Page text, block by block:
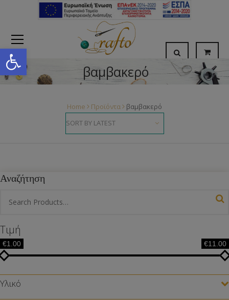
Open toolbar
βαμβακερό
Home Προϊόντα βαμβακερό
Αναζήτηση
Τιμή
€1.00 €11.00
Υλικό